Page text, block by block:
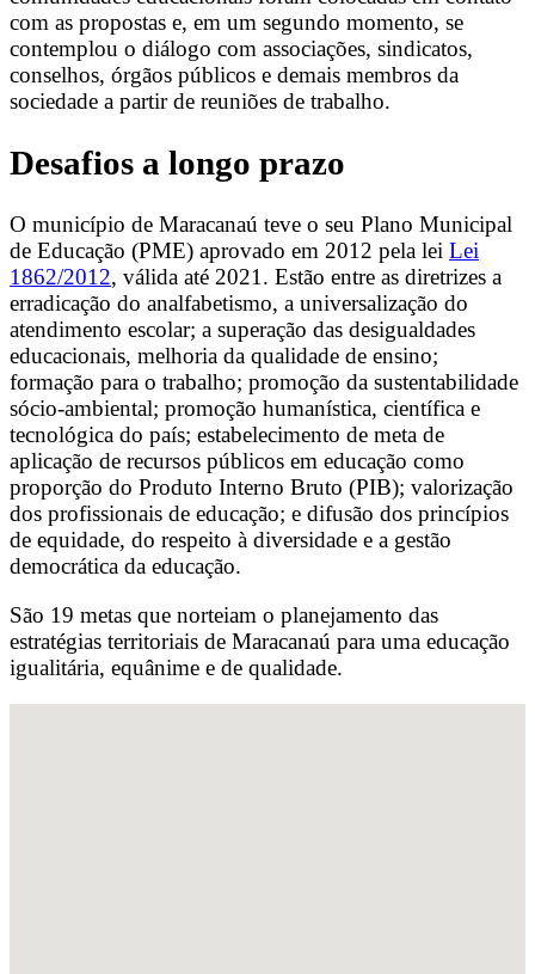
com as propostas e, em um segundo momento, se
contemplou o diálogo com associações, sindicatos,
conselhos, órgãos públicos e demais membros da
sociedade a partir de reuniões de trabalho.
Desafios a longo prazo
O município de Maracanaú teve o seu Plano Municipal
de Educação (PME) aprovado em 2012 pela lei Lei
1862/2012, válida até 2021. Estão entre as diretrizes a
erradicação do analfabetismo, a universalização do
atendimento escolar; a superação das desigualdades
educacionais, melhoria da qualidade de ensino;
formação para o trabalho; promoção da sustentabilidade
sócio-ambiental; promoção humanística, científica e
tecnológica do país; estabelecimento de meta de
aplicação de recursos públicos em educação como
proporção do Produto Interno Bruto (PIB); valorização
dos profissionais de educação; e difusão dos princípios
de equidade, do respeito à diversidade e a gestão
democrática da educação.
São 19 metas que norteiam o planejamento das
estratégias territoriais de Maracanaú para uma educação
igualitária, equânime e de qualidade.